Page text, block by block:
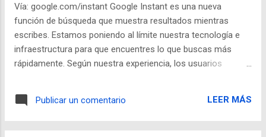
Vía: google.com/instant Google Instant es una nueva
función de búsqueda que muestra resultados mientras
escribes. Estamos poniendo al límite nuestra tecnología e
infraestructura para que encuentres lo que buscas más
rápidamente. Según nuestra experiencia, los usuarios
cada pulsación hay un lapso de tiempo de 300 milisegundos.
Sin embargo, en solo 30 milisegundos el ojo humano es
capaz de mover su centro de atención a diferentes partes
Publicar un comentario LEER MÁS